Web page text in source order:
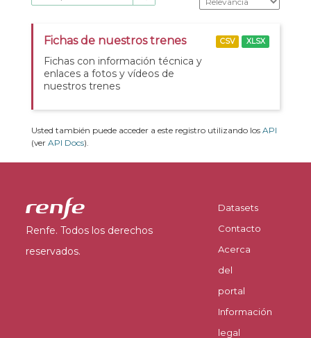
Fichas de nuestros trenes
Fichas con información técnica y
enlaces a fotos y vídeos de
nuestros trenes
CSV XLSX
Usted también puede acceder a este registro utilizando los API
(ver API Docs).
Renfe. Todos los derechos
reservados.
Datasets
Contacto
Acerca
del
portal
Información
legal